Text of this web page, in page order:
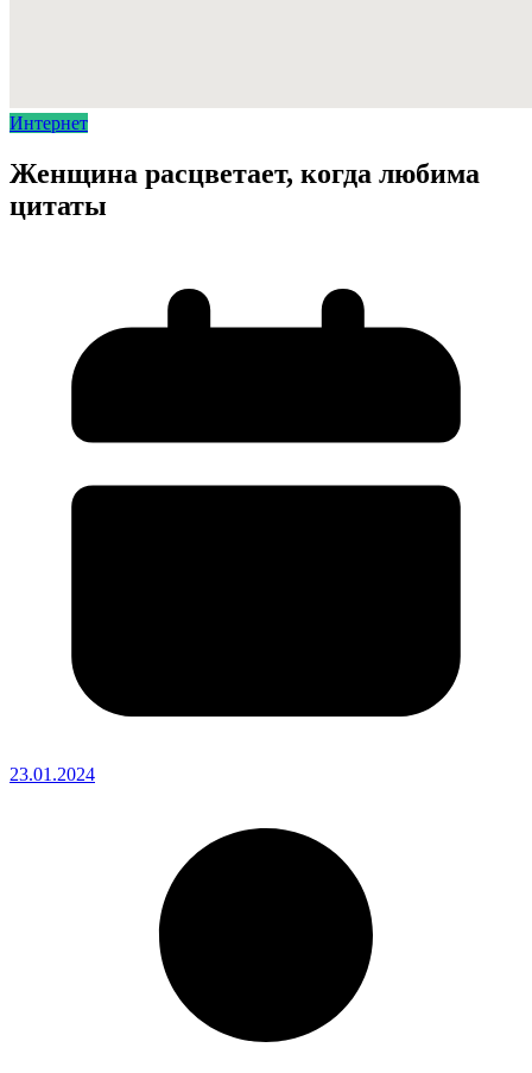
Интернет
Женщина расцветает, когда любима
цитаты
23.01.2024